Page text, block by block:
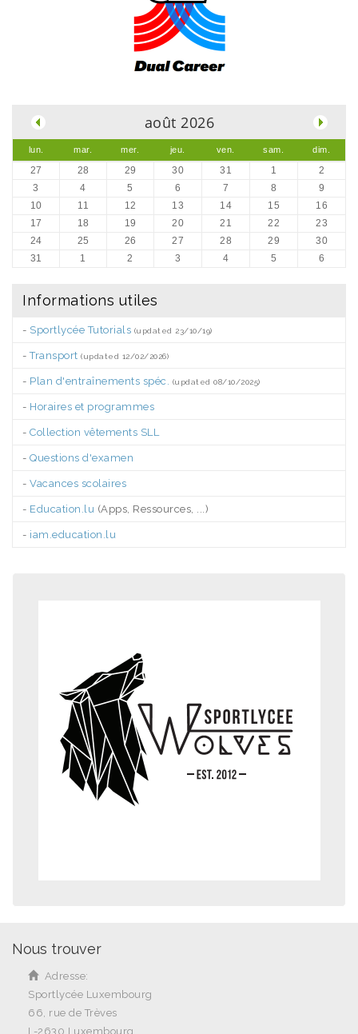
août 2026
lun. mar. mer. jeu. ven. sam. dim.
27 28 29 30 31 1
2
3
4 5 6 7 8
9
10
11 12 13 14 15
16
17
18 19 20 21 22
23
24
25 26 27 28 29
30
31
1 2 3 4 5 6
Informations utiles
- Sportlycée Tutorials (updated 23/10/19)
-Transport (updated 12/02/2026)
- Plan d'entraînements spéc. (updated 08/10/2025)
- Horaires et programmes
- Collection vêtements SLL
- Questions d'examen
- Vacances scolaires
- Education.lu (Apps, Ressources, ...)
- iam.education.lu
Nous trouver
Adresse:
Sportlycée Luxembourg
66, rue de Trèves
L-2630 Luxembourg